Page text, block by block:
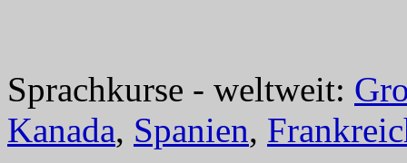
Sprachkurse - weltweit:
Kanada, Spanien,